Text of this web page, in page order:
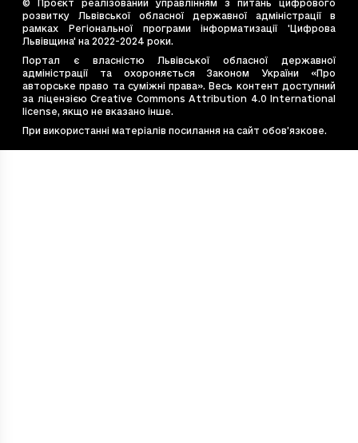
© Проєкт реалізований управлінням з питань цифрового
розвитку Львівської обласної державної адміністрації в
рамках Регіональної програми інформатизації 'Цифрова
Львівщина' на 2022-2024 роки.
Портал є власністю Львівської обласної державної
адміністрації та охороняється Законом України «Про
авторське право та суміжні права». Весь контент доступний
за ліцензією Creative Commons Attribution 4.0 International
license, якщо не вказано інше.
При використанні матеріалів посилання на сайт обов’язкове.